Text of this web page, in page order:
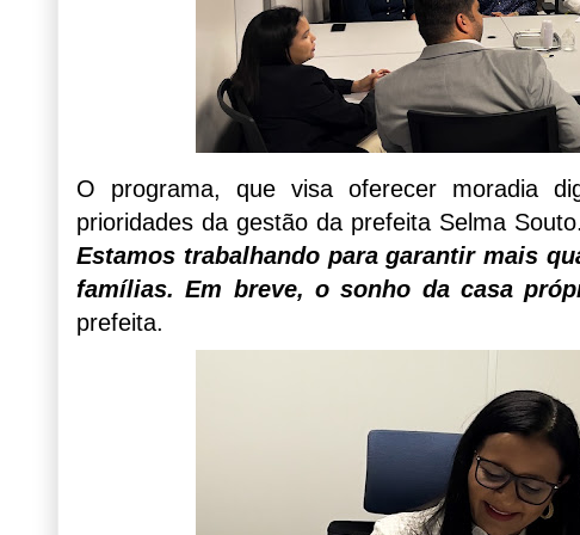
O programa, que visa oferecer moradia
prioridades da gestão da prefeita Selma Souto.
Estamos trabalhando para garantir mais
famílias. Em breve, o sonho da casa
prefeita.